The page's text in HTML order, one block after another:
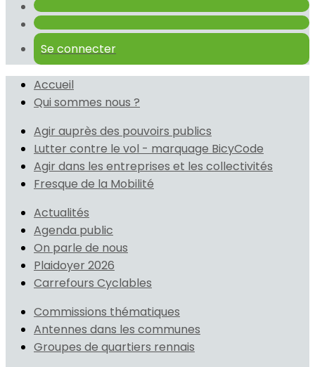
Se connecter
Accueil
Qui sommes nous ?
Agir auprès des pouvoirs publics
Lutter contre le vol - marquage BicyCode
Agir dans les entreprises et les collectivités
Fresque de la Mobilité
Actualités
Agenda public
On parle de nous
Plaidoyer 2026
Carrefours Cyclables
Commissions thématiques
Antennes dans les communes
Groupes de quartiers rennais